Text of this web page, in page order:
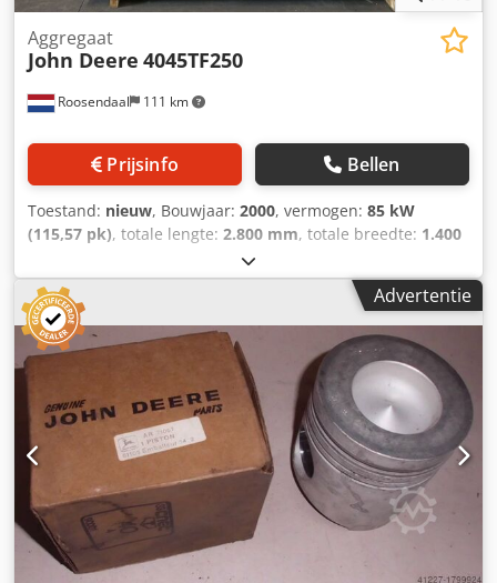
Roosendaal 111 km
Aggregaat
John Deere 4045TF250
Prijsinfo Bellen
Toestand: nieuw, Bouwjaar: 2000, vermogen: 85 kW
(115,57 pk), totale lengte: 2.800 mm, totale breedte: 1.400
1.850 mm, Electrical output in KVA: 80
KVA Approx. weight in kg: 1230 Cedpfx Aezhigteb Ssrf
Advertentie